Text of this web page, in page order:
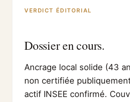
VERDICT ÉDITORIAL
Dossier en cours.
Ancrage local solide (43
non certifiée
actif INSEE confirmé.